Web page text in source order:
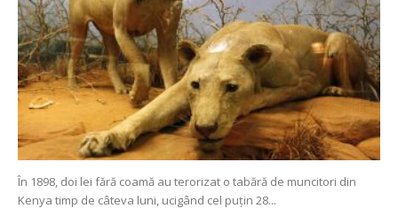
În 1898, doi lei fără coamă au terorizat o tabără de muncitori din
Kenya timp de câteva luni, ucigând cel puțin 28...